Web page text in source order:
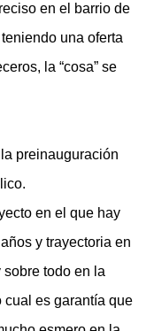
en el barrio de
una oferta
la “cosa” se
preinauguración
en el que hay
y trayectoria en
todo en la
es garantía que